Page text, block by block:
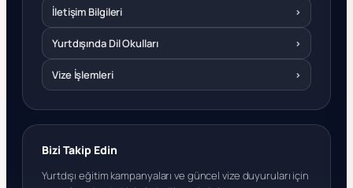
İletişim Bilgileri ›
Yurtdışında Dil Okulları ›
Vize İşlemleri ›
Bizi Takip Edin
Yurtdışı eğitim kampanyaları ve güncel vize duyuruları için